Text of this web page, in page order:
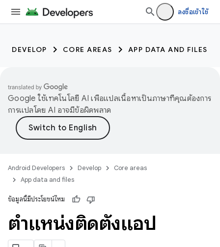
ลงชื่อเข้าใช้
DEVELOP CORE AREAS APP DATA AND FILES
Google ใช้เทคโนโลยี AI เพื่อแปลเนื้อหาเป็นภาษาที่คุณต้องการ
การแปลโดย AI อาจมีข้อผิดพลาด
Android Developers Develop
Core areas
App data and files
ข้อมูลนี้มีประโยชน์ไหม
ตำแหน่งติดตั้งแอป